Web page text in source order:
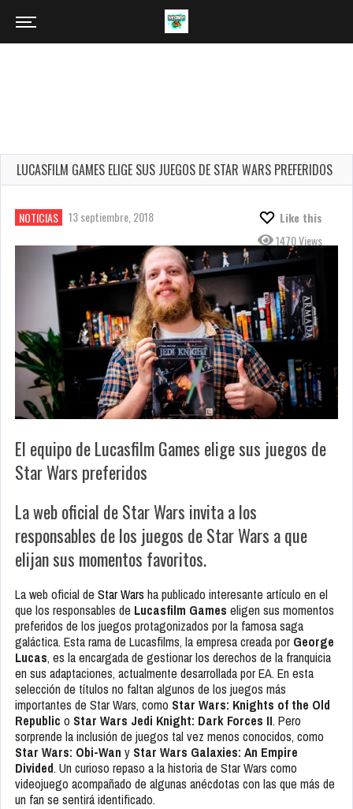
LUCASFILM GAMES ELIGE SUS JUEGOS DE STAR WARS PREFERIDOS
NOTICIAS 13 septiembre, 2018
Like this
1470 Views
El equipo de Lucasfilm Games elige sus juegos de
Star Wars preferidos
La web oficial de Star Wars invita a los
responsables de los juegos de Star Wars a que
elijan sus momentos favoritos.
La web oficial de Star Wars ha publicado interesante artículo en el
que los responsables de Lucasfilm Games eligen sus momentos
preferidos de los juegos protagonizados por la famosa saga
galáctica. Esta rama de Lucasfilms, la empresa creada por George
Lucas, es la encargada de gestionar los derechos de la franquicia
en sus adaptaciones, actualmente desarrollada por EA. En esta
selección de títulos no faltan algunos de los juegos más
importantes de Star Wars, como Star Wars: Knights of the Old
Republic o Star Wars Jedi Knight: Dark Forces II. Pero
sorprende la inclusión de juegos tal vez menos conocidos, como
Star Wars: Obi-Wan y Star Wars Galaxies: An Empire
Divided. Un curioso repaso a la historia de Star Wars como
videojuego acompañado de algunas anécdotas con las que más de
un fan se sentirá identificado.